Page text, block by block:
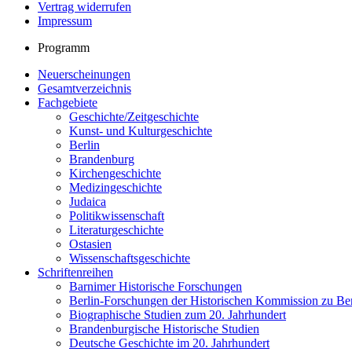
Vertrag widerrufen
Impressum
Programm
Neuerscheinungen
Gesamtverzeichnis
Fachgebiete
Geschichte/Zeitgeschichte
Kunst- und Kulturgeschichte
Berlin
Brandenburg
Kirchengeschichte
Medizingeschichte
Judaica
Politikwissenschaft
Literaturgeschichte
Ostasien
Wissenschaftsgeschichte
Schriftenreihen
Barnimer Historische Forschungen
Berlin-Forschungen der Historischen Kommission zu
Biographische Studien zum 20. Jahrhundert
Brandenburgische Historische Studien
Deutsche Geschichte im 20. Jahrhundert